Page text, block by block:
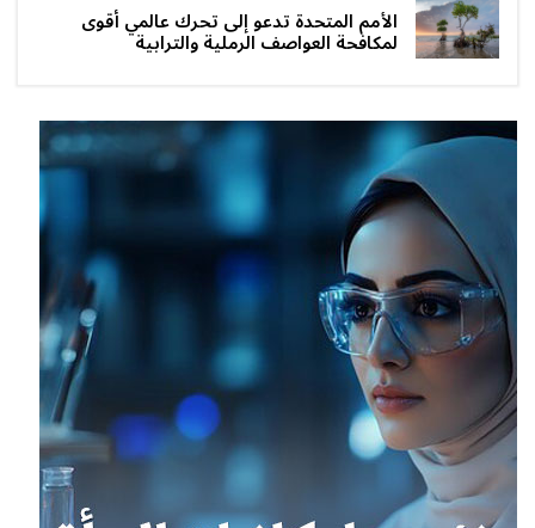
الأمم المتحدة تدعو إلى تحرك عالمي أقوى
لمكافحة العواصف الرملية والترابية